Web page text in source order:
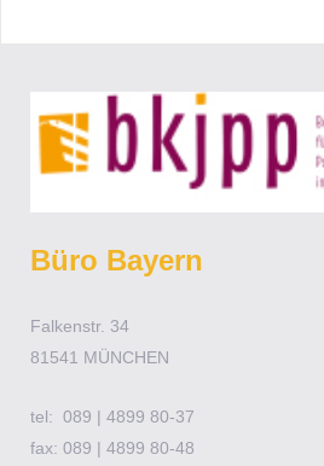
Büro Bayern
Falkenstr. 34
81541 MÜNCHEN
tel: 089 | 4899 80-37
fax: 089 | 4899 80-48